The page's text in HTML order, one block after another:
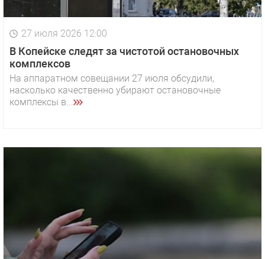
27 июля 2026 12:00
В Копейске следят за чистотой остановочных
комплексов
На аппаратном совещании 27 июля обсудили,
насколько качественно убирают остановочные
комплексы в...